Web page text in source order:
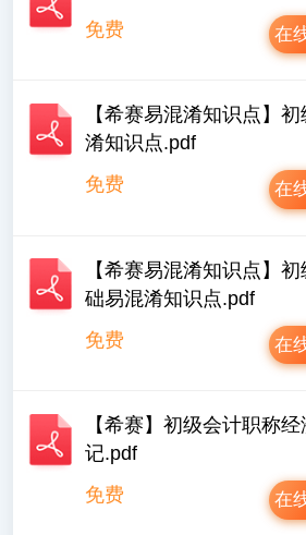
免费
在
【希赛易混淆知识点】
淆知识点.pdf
免费
在
【希赛易混淆知识点】
础易混淆知识点.pdf
免费
在
【希赛】初级会计职称
记.pdf
免费
在